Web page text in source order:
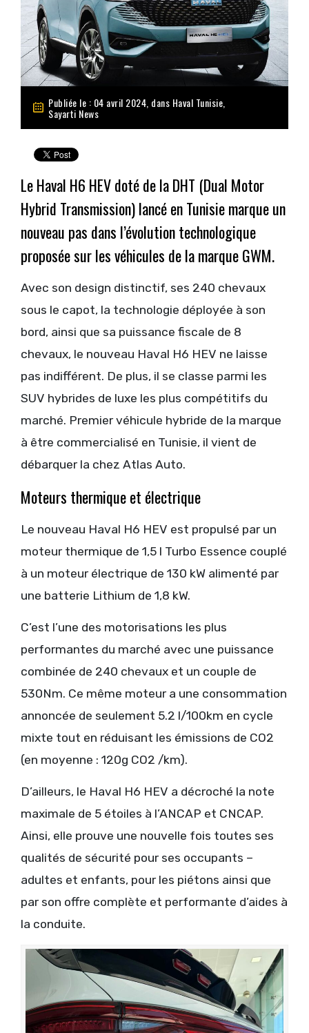
Publiée le : 04 avril 2024, dans Haval Tunisie
Sayarti News
Le Haval H6 HEV doté de la DHT (Dual Motor
Hybrid Transmission) lancé en Tunisie marque un
nouveau pas dans l’évolution technologique
proposée sur les véhicules de la marque GWM.
Avec son design distinctif, ses 240 chevaux
sous le capot, la technologie déployée à son
bord, ainsi que sa puissance fiscale de 8
chevaux, le nouveau Haval H6 HEV ne laisse
pas indifférent. De plus, il se classe parmi les
SUV hybrides de luxe les plus compétitifs du
marché. Premier véhicule hybride de la marque
à être commercialisé en Tunisie, il vient de
débarquer la chez Atlas Auto.
Moteurs thermique et électrique
Le nouveau Haval H6 HEV est propulsé par un
moteur thermique de 1,5 l Turbo Essence couplé
à un moteur électrique de 130 kW alimenté par
une batterie Lithium de 1,8 kW.
C’est l’une des motorisations les plus
performantes du marché avec une puissance
combinée de 240 chevaux et un couple de
530Nm. Ce même moteur a une consommation
annoncée de seulement 5.2 l/100km en cycle
mixte tout en réduisant les émissions de CO2
(en moyenne : 120g CO2 /km).
D’ailleurs, le Haval H6 HEV a décroché la note
maximale de 5 étoiles à l’ANCAP et CNCAP.
Ainsi, elle prouve une nouvelle fois toutes ses
qualités de sécurité pour ses occupants –
adultes et enfants, pour les piétons ainsi que
par son offre complète et performante d’aides à
la conduite.